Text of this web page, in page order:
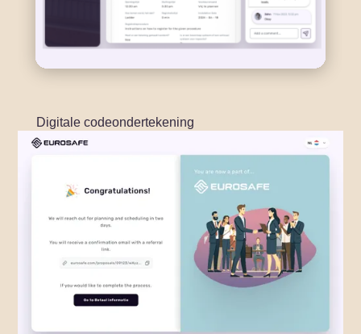
Digitale codeondertekening